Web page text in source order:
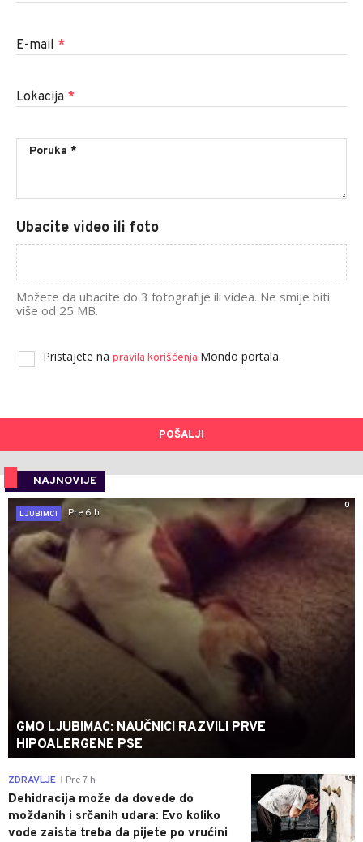
E-mail *
Lokacija *
Ubacite video ili foto
Možete da ubacite do 3 fotografije ili videa. Ne smije biti
više od 25 MB.
Pristajete na pravila korišćenja Mondo portala.
POŠALJI
NAJNOVIJE
0
LJUBIMCI
Pre 6 h
GMO LJUBIMAC: NAUČNICI RAZVILI PRVE
HIPOALERGENE PSE
0
ZDRAVLJE Pre 7 h
Dehidracija može da dovede do
moždanih i srčanih udara: Evo koliko
vode zaista treba da pijete po vrućini